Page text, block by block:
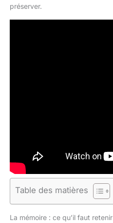
préserver.
Table des matières
La mémoire : ce qu’il faut retenir